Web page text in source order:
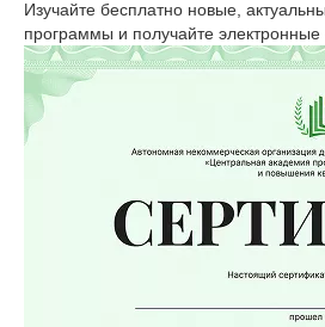
Изучайте бесплатно новые,
программы и получайте электронные